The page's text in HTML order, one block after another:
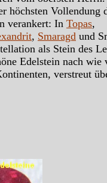
höchsten Vollendung
verankert: In Topas,
, Smaragd und
als Stein des
Edelstein nach wie
verstreut